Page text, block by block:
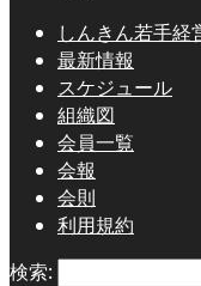
しんきん若手経
最新情報
スケジュール
組織図
会員一覧
会報
会則
利用規約
検索: